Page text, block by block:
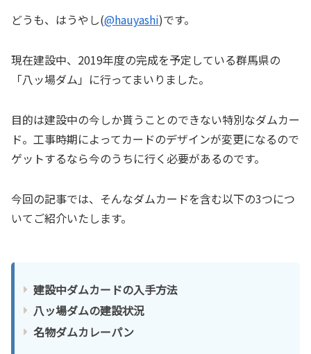
どうも、はうやし(@hauyashi)です。
現在建設中、2019年度の完成を予定している群馬県の
「八ッ場ダム」に行ってまいりました。
目的は建設中の今しか貰うことのできない特別なダムカー
ド。工事時期によってカードのデザインが変更になるので
ゲットするなら今のうちに行く必要があるのです。
今回の記事では、そんなダムカードを含む以下の3つにつ
いてご紹介いたします。
建設中ダムカードの入手方法
八ッ場ダムの建設状況
名物ダムカレーパン